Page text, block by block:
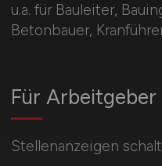
u.a. für Bauleiter,
Betonbauer,
Für Arbeitgeber
Stellenanzeigen